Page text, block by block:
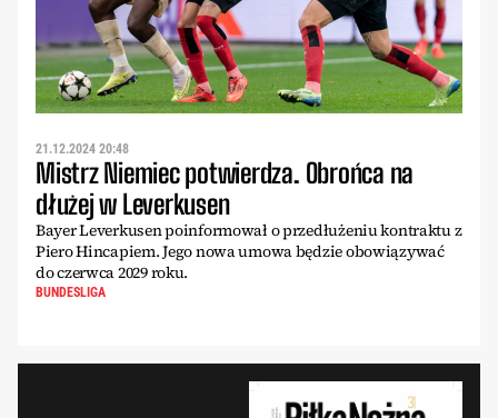
21.12.2024 20:48
Mistrz Niemiec potwierdza. Obrońca na
dłużej w Leverkusen
Bayer Leverkusen poinformował o przedłużeniu kontraktu z
Piero Hincapiem. Jego nowa umowa będzie obowiązywać
do czerwca 2029 roku.
BUNDESLIGA